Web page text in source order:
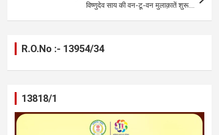
विष्णुदेव साय की वन-टू-वन मुलाक़ातें शुरू….
R.O.No :- 13954/34
13818/1